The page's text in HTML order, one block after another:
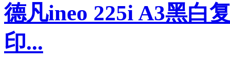
德凡ineo 225i A3黑白
印...